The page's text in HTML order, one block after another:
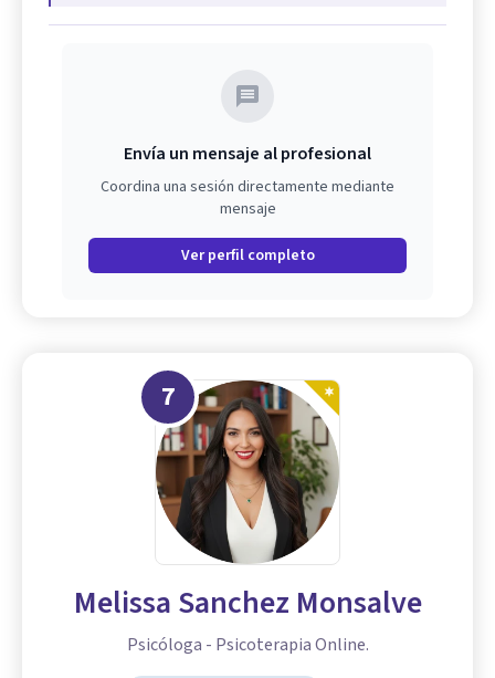
Envía un mensaje al profesional
Coordina una sesión directamente mediante
mensaje
Ver perfil completo
7
Melissa Sanchez Monsalve
Psicóloga - Psicoterapia Online.